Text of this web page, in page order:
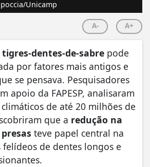
Unicamp
A- A+
dentes-de-sabre pode
por fatores mais antigos e
se pensava. Pesquisadores
apoio da FAPESP, analisaram
de até 20 milhões de
que a redução na
teve papel central na
felídeos de dentes longos e